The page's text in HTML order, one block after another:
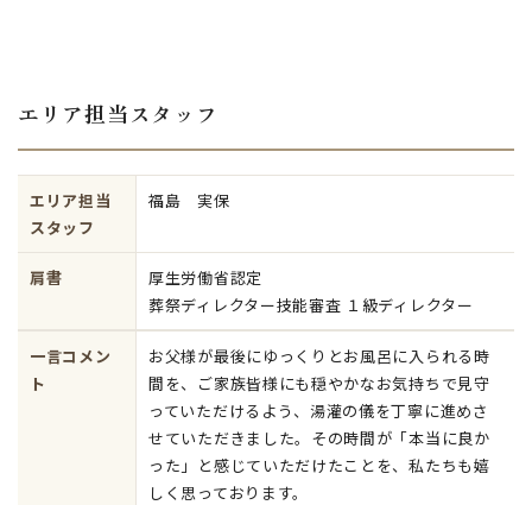
エリア担当スタッフ
エリア担当
スタッフ
福島 実保
肩書
厚生労働省認定
葬祭ディレクター技能審査 １級ディレクター
一言コメン
ト
お父様が最後にゆっくりとお風呂に入られる時
間を、ご家族皆様にも穏やかなお気持ちで見守
っていただけるよう、湯灌の儀を丁寧に進めさ
せていただきました。その時間が「本当に良か
った」と感じていただけたことを、私たちも嬉
しく思っております。